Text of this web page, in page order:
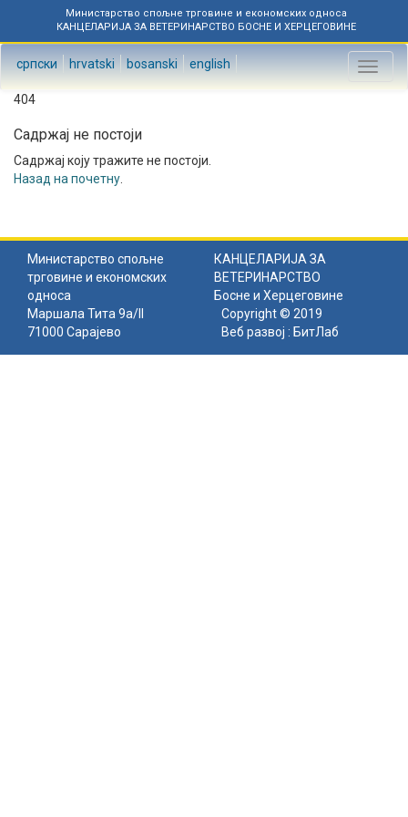
Министарство спољне трговине и економских односа
КАНЦЕЛАРИЈА ЗА ВЕТЕРИНАРСТВО БОСНЕ И ХЕРЦЕГОВИНЕ
српски hrvatski bosanski english
Toggle
404
Садржај не постоји
Садржај коју тражите не постоји.
Назад на почетну
Министарство спољне
трговине и економских
односа
КАНЦЕЛАРИЈА ЗА
ВЕТЕРИНАРСТВО
Босне и Херцеговине
Маршала Тита 9а/II
71000 Сарајево
Copyright © 2019
Веб развој : БитЛаб